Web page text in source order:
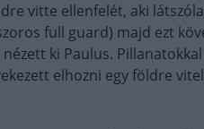
vitte ellenfelét, aki
full guard) majd ezt
ki Paulus.
elhozni egy földre